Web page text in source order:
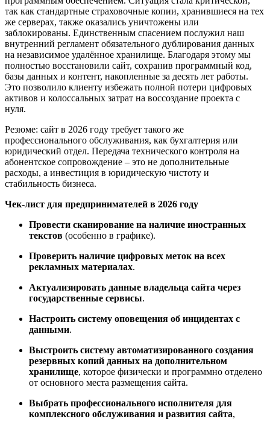
так как стандартные страховочные копии, хранившиеся на тех
же серверах, также оказались уничтожены или
заблокированы. Единственным спасением послужил наш
внутренний регламент обязательного дублирования данных
на независимое удалённое хранилище. Благодаря этому мы
полностью восстановили сайт, сохранив программный код,
базы данных и контент, накопленные за десять лет работы.
Это позволило клиенту избежать полной потери цифровых
активов и колоссальных затрат на воссоздание проекта с
нуля.
Резюме: сайт в 2026 году требует такого же
профессионального обслуживания, как бухгалтерия или
юридический отдел. Передача технического контроля на
абонентское сопровождение – это не дополнительные
расходы, а инвестиция в юридическую чистоту и
стабильность бизнеса.
Чек-лист для предпринимателей в 2026 году
Провести сканирование на наличие иностранных
текстов (особенно в графике).
Проверить наличие цифровых меток на всех
рекламных материалах.
Актуализировать данные владельца сайта через
государственные сервисы.
Настроить систему оповещения об инцидентах с
данными.
Выстроить систему автоматизированного создания
резервных копий данных на дополнительном
хранилище, которое физически и программно отделено
от основного места размещения сайта.
Выбрать профессионального исполнителя для
комплексного обслуживания и развития сайта,